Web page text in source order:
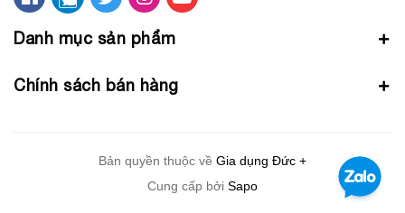
Danh mục sản phẩm
Chính sách bán hàng
Bản quyền thuộc về Gia dụng Đức +
Cung cấp bởi Sapo